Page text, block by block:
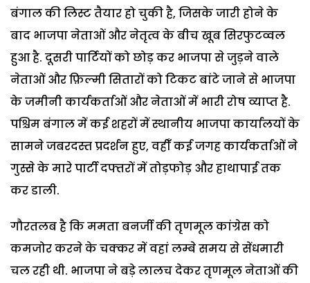
बंगाल की लिस्ट तैयार हो चुकी है, जिसके जारी होने के
बाद भाजपा नेताओं और नेतृत्व के बीच खूब सिरफुटव्वल
हुआ है. दूसरी पार्टियों को छोड़ कर भाजपा से जुड़ने वाले
नेताओं और फ़िल्मी सितारों को टिकट बांटे जाने से भाजपा
के जमीनी कार्यकर्ताओं और नेताओं में भारी रोष व्याप्त है.
पश्चिम बंगाल में कई शहरों में स्थानीय भाजपा कार्यालयों के
सामने जबरदस्त प्रदर्शन हुए, वहीँ कई जगह कार्यकर्ताओं ने
गुस्से के मारे पार्टी दफ्तरों में तोड़फोड़ और हाथापाई तक
कर डाली.
गौरतलब है कि ममता बनर्जी की तृणमूल कांग्रेस को
कमजोर करने के चक्कर में वहां लम्बे समय से सेंधमारी
चल रही थी. भाजपा ने बड़े लालच देकर तृणमूल नेताओं की